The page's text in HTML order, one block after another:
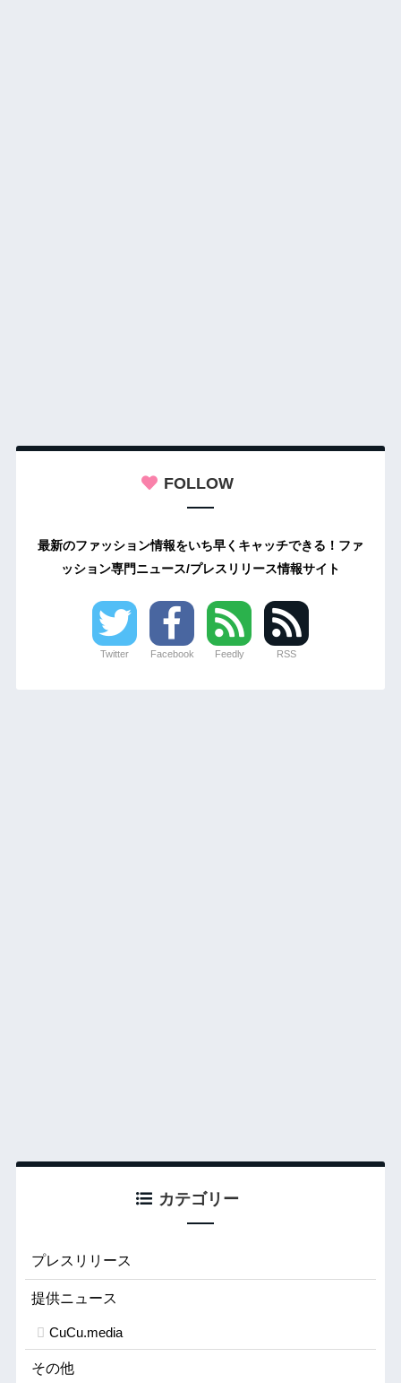
FOLLOW
最新のファッション情報をいち早くキャッチできる！ファ
ッション専門ニュース/プレスリリース情報サイト
Twitter Facebook Feedly RSS
カテゴリー
プレスリリース
提供ニュース
CuCu.media
その他